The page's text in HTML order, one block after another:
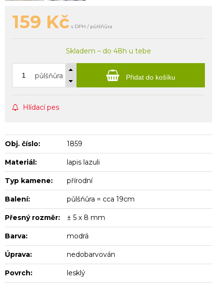
159 Kč s DPH / půlšňůra
Skladem – do 48h u tebe
půlšňůra Přidat do košíku
Hlídací pes
Obj. číslo: 1859
Materiál: lapis lazuli
Typ kamene: přírodní
Balení: půlšňůra = cca 19cm
Přesný rozměr: ± 5 x 8 mm
Barva: modrá
Úprava: nedobarvován
Povrch: lesklý